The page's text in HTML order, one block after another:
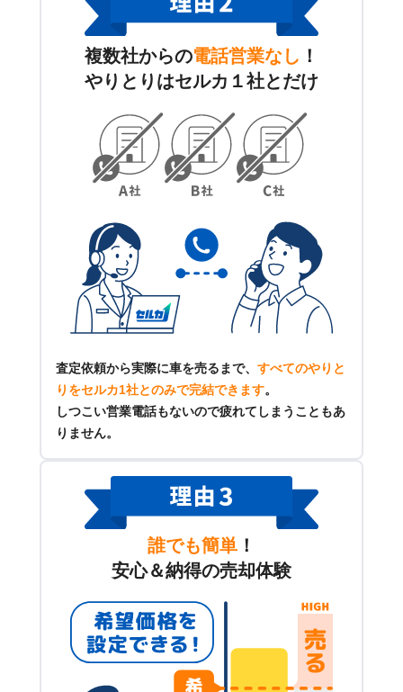
複数社からの電話営業なし ！
やりとりはセルカ１社とだけ
査定依頼から実際に車を売るまで、 すべてのやりと
りをセルカ1社とのみで完結できます。
しつこい営業電話もないので疲れてしまうこともあ
りません。
誰でも簡単 ！
安心＆納得の売却体験